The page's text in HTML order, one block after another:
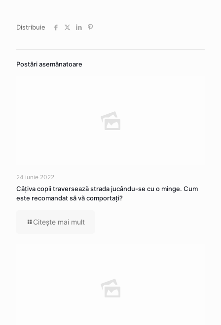
Distribuie
Postări asemănatoare
24 iunie 2022
Câţiva copii traversează strada jucându-se cu o minge. Cum
este recomandat să vă comportaţi?
Citeşte mai mult